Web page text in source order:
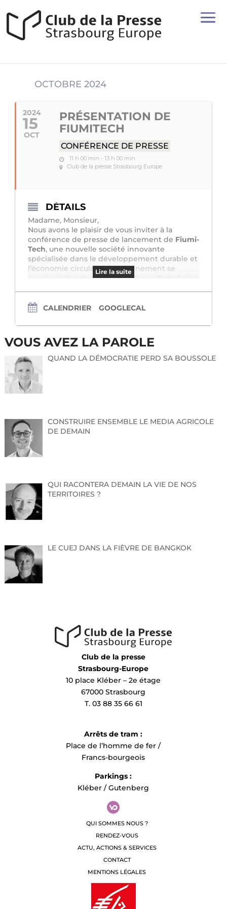
OCTOBRE 2024
2024
15
OCT
PRÉSENTATION DE
FIUMITECH
CONFÉRENCE DE PRESSE
11 h 00 min - 13 h 00 min
Club de la presse Strasbourg Europe
Lire la suite
DÉTAILS
Madame, Monsieur,
Nous avons le plaisir de vous inviter à la
conférence de presse de lancement de Fiumi-
Tech, une nouvelle société innovante
spécialisée dans le développement durable et
l’économie circulaire. Cet événement se
15 octobre 2024 à 11h
Fiumi-Techpropose des solutions concrètes
entreprises et collectivités dans leur transition
écologique. Ce lancement marque également
le début de plusieurs projets ambitieux pour
renforcer l’économie circulaire à Strasbourg.
Nous serions honorés de votre présence pour
couvrir cet événement important et découvrir
nos actions pour un avenir plus durable.
Contacts presse :
direction@fiumi-tech.com– 06 12 62 02 23
CALENDRIER GOOGLECAL
VOUS AVEZ LA PAROLE
QUAND LA DÉMOCRATIE PERD SA BOUSSOLE
CONSTRUIRE ENSEMBLE LE MEDIA AGRICOLE
DE DEMAIN
QUI RACONTERA DEMAIN LA VIE DE NOS
TERRITOIRES ?
LE CUEJ DANS LA FIÈVRE DE BANGKOK
Club de la presse
Strasbourg-Europe
10 place Kléber – 2e étage
67000 Strasbourg
T. 03 88 35 66 61
Arrêts de tram :
Place de l’homme de fer /
Francs-bourgeois
Parkings :
Kléber / Gutenberg
QUI SOMMES NOUS ?
RENDEZ-VOUS
ACTU, ACTIONS & SERVICES
CONTACT
MENTIONS LÉGALES